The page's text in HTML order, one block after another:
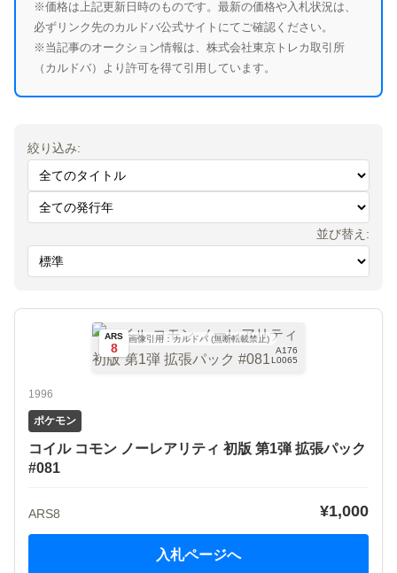
※価格は上記更新日時のものです。最新の価格や入札状況は、
必ずリンク先のカルドバ公式サイトにてご確認ください。
※当記事のオークション情報は、株式会社東京トレカ取引所
（カルドバ）より許可を得て引用しています。
絞り込み:
並び替え:
ARS
8
A176
L0065
画像引用：カルドバ (無断転載禁止)
1996
ポケモン
コイル コモン ノーレアリティ 初版 第1弾 拡張パック
#081
ARS8 ¥1,000
入札ページへ